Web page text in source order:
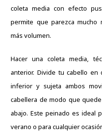
coleta media con efecto
permite que parezca mucho
más volumen.
Hacer una coleta media,
anterior. Divide tu cabello
inferior y sujeta ambos
cabellera de modo que
abajo. Este peinado es ideal
verano o para cualquier